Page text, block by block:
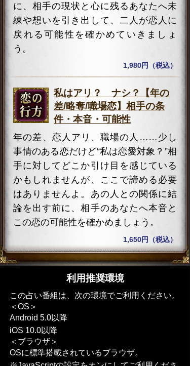
に、相手の現状と心に残るあなたへ未
練や想いを引き出して、二人が恋人に
戻れる可能性を確かめていきましょ
う。
1,980円（税込）
私はアリ？ ナシ？【年の
差/略奪/職場恋】相手の条
件・本音・可能性
年の差、恋人アリ、職場の人……少し
事情のある恋だけど“私は恋愛対象？”相
手に対してどこか引け目を感じている
かもしれませんが、ここで諦める必要
はありませんよ。あの人との関係に結
論を出す前に、相手のあなたへ本音と
この恋の可能性を確かめましょう。
1,650円（税込）
利用推奨環境
この占い番組は、次の環境でご利用ください。
＜OS＞
Android 5.0以降
iOS 10.0以降
＜ブラウザ＞
OSに標準搭載されているブラウザ。